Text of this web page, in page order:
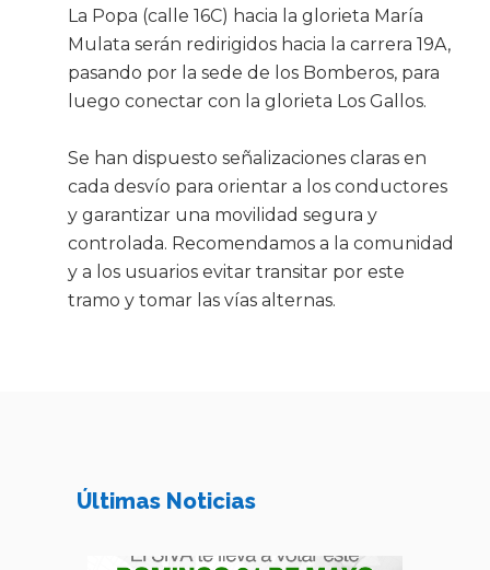
La Popa (calle 16C) hacia la glorieta María
Mulata serán redirigidos hacia la carrera 19A,
pasando por la sede de los Bomberos, para
luego conectar con la glorieta Los Gallos.
Se han dispuesto señalizaciones claras en
cada desvío para orientar a los conductores
y garantizar una movilidad segura y
controlada. Recomendamos a la comunidad
y a los usuarios evitar transitar por este
tramo y tomar las vías alternas.
Últimas Noticias